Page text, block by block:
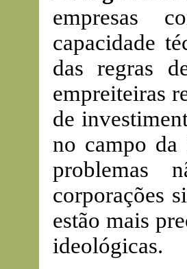
empresas
capacidade
das regras
empreiteiras
de
no campo da
problemas
corporações
estão mais
ideológicas.